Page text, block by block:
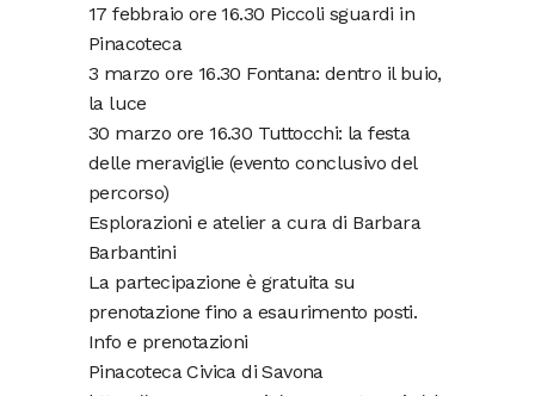
17 febbraio ore 16.30 Piccoli sguardi in
Pinacoteca
3 marzo ore 16.30 Fontana: dentro il buio,
la luce
30 marzo ore 16.30 Tuttocchi: la festa
delle meraviglie (evento conclusivo del
percorso)
Esplorazioni e atelier a cura di Barbara
Barbantini
La partecipazione è gratuita su
prenotazione fino a esaurimento posti.
Info e prenotazioni
Pinacoteca Civica di Savona